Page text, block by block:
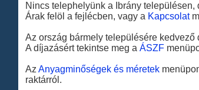
Nincs telephelyünk a Ibrány
Árak felöl a fejlécben, vagy a Kapcsolat
Az ország bármely településére
A díjazásért tekintse meg a ÁSZF
Az Anyagminőségek és méretek
raktárról.